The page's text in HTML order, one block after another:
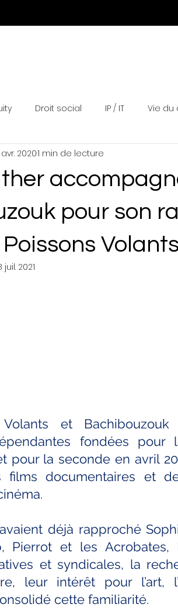
Droit social IP / IT Vie du
pour son
20201 min de lecture
juil. 2021
Volants et
fondées
pour la seconde en avril
films documentaires et
déjà rapproché
Pierrot et les
et syndicales, la
leur intérêt pour l’art,
cette familiarité.